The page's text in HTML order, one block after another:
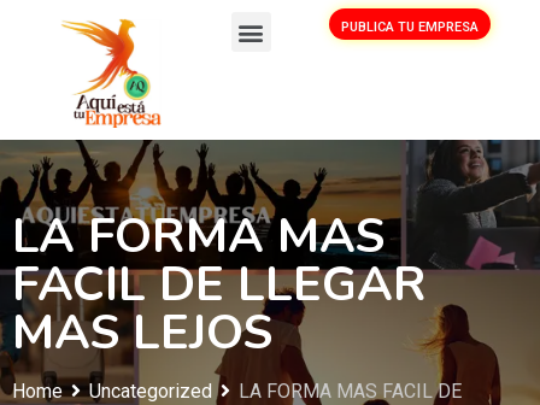
PUBLICA TU EMPRESA
LA FORMA MAS
FACIL DE LLEGAR
MAS LEJOS
Home Uncategorized
LA FORMA MAS FACIL DE